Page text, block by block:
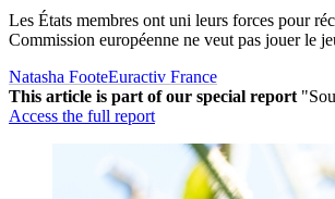
Les États membres ont uni leurs forces pour
Commission européenne ne veut pas jouer le
Natasha FooteEuractiv France
This article is part of our special report
Access the full report